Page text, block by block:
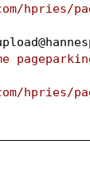
hpries/
hpries/